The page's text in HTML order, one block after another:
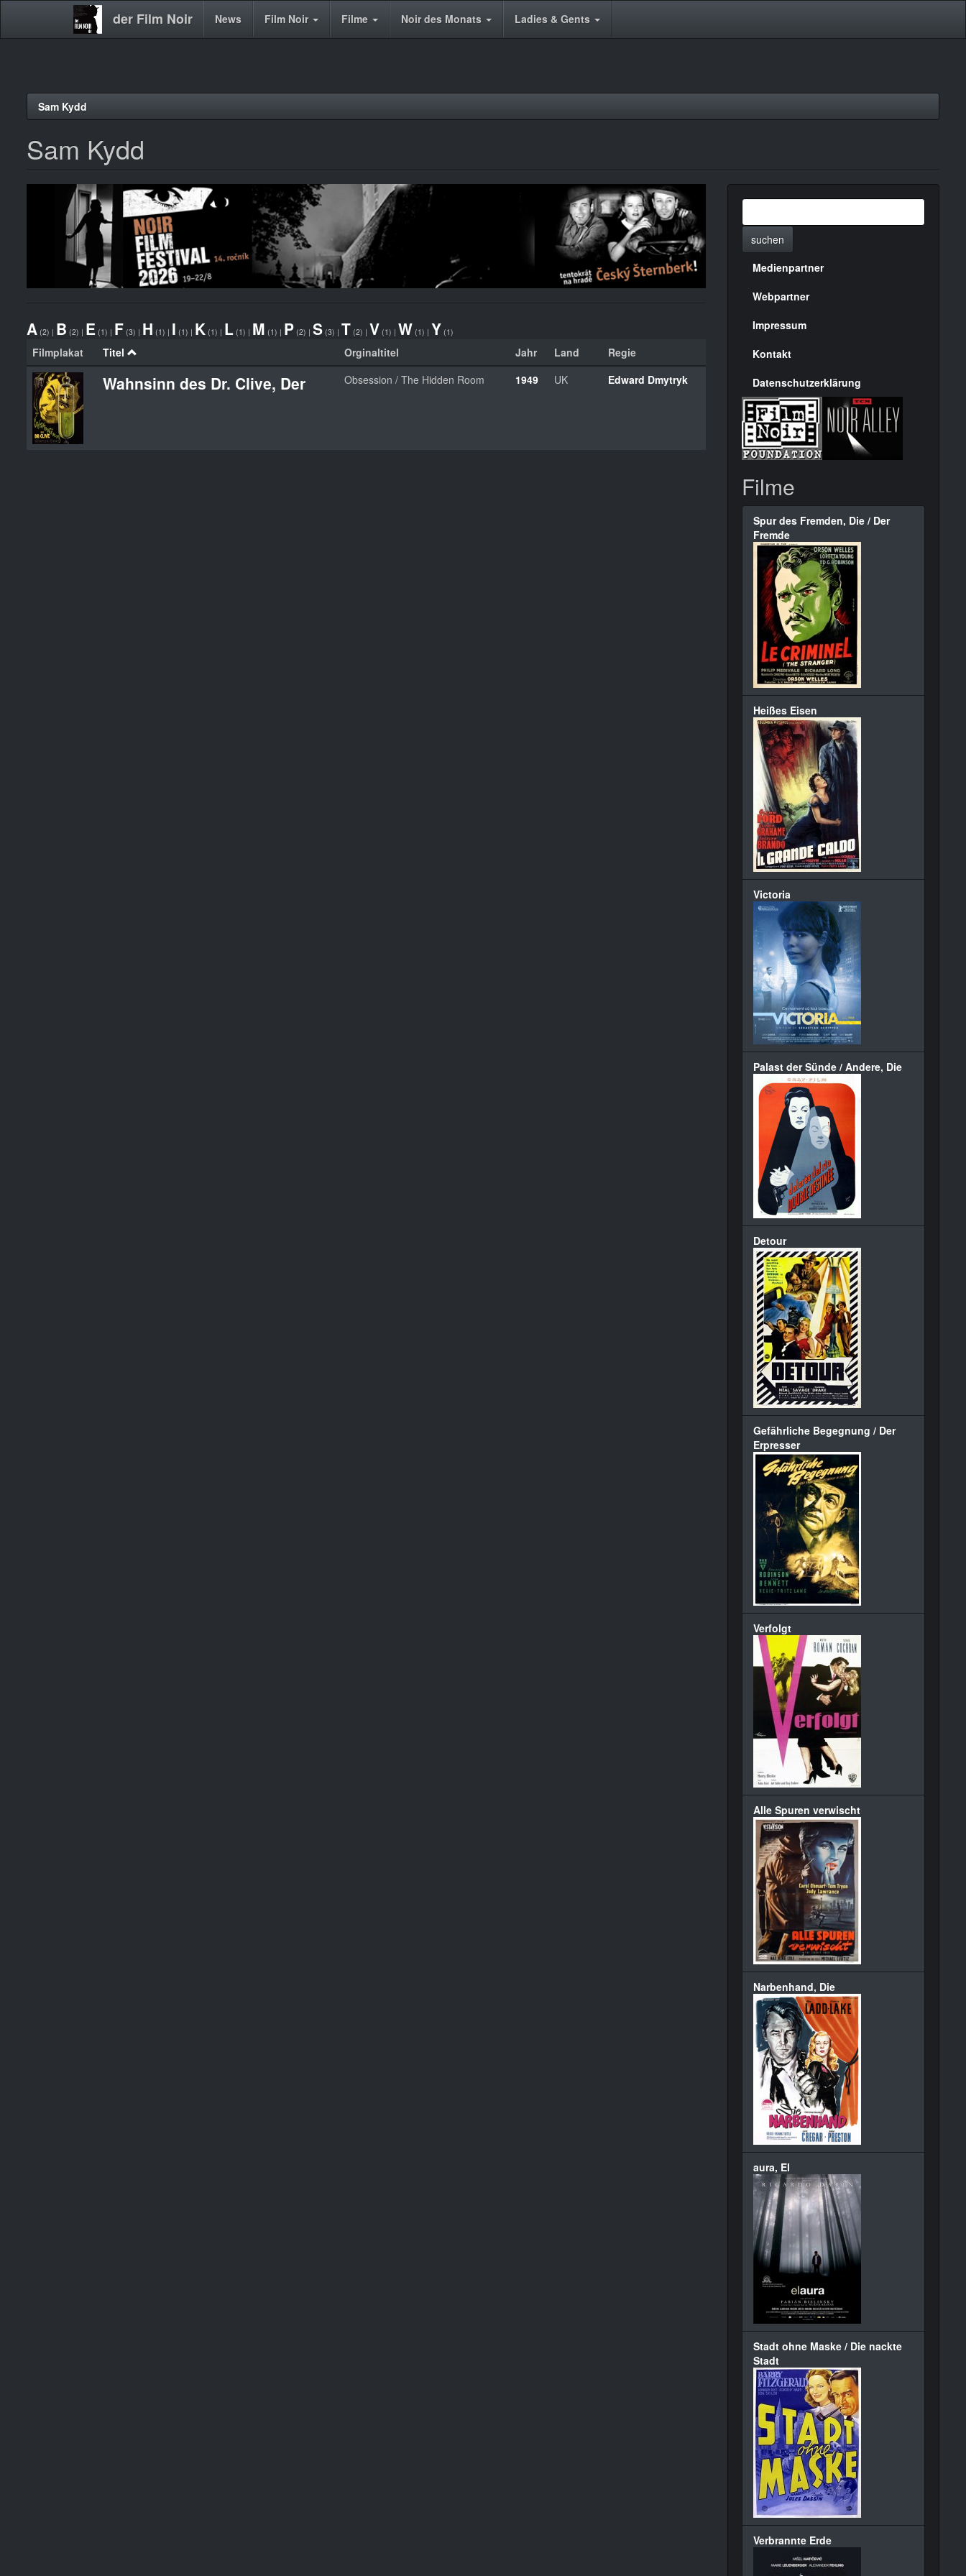
der Film Noir
Main News Film Noir Filme Noir des Monats Ladies & Gents
Sam Kydd
Sam Kydd
A (2) | B (2) | E (1) | F (3) | H (1) | I (1) | K (1) | L (1) | M (1) | P (2) | S (3) | T (2) | V (1) | W (1) | Y (1)
Filmplakat Titel Orginaltitel Jahr Land Regie
Wahnsinn des Dr. Clive, Der Obsession / The Hidden Room 1949 UK Edward Dmytryk
suchen
Menülinks
rechte
Seite
Medienpartner
Webpartner
Impressum
Kontakt
Datenschutzerklärung
Filme
Spur des Fremden, Die / Der
Fremde
Heißes Eisen
Victoria
Palast der Sünde / Andere, Die
Detour
Gefährliche Begegnung / Der
Erpresser
Verfolgt
Alle Spuren verwischt
Narbenhand, Die
aura, El
Stadt ohne Maske / Die nackte
Stadt
Verbrannte Erde